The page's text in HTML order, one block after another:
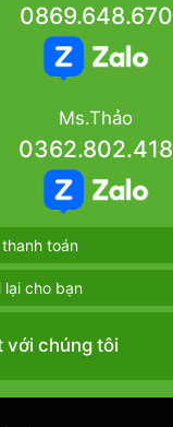
0869.648.670
Ms.Thảo
0362.802.418
toán
lại cho bạn
với chúng tôi